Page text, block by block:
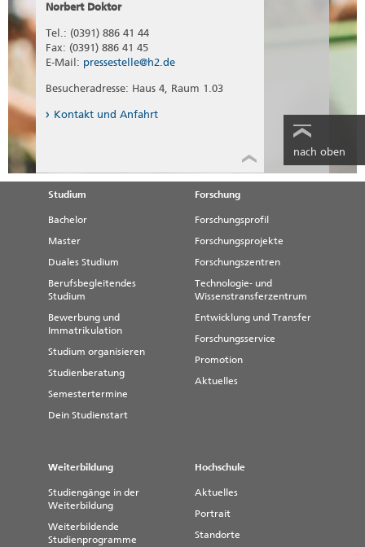
Norbert Doktor
Tel.: (0391) 886 41 44
Fax: (0391) 886 41 45
E-Mail: pressestelle@h2.de
Besucheradresse: Haus 4, Raum 1.03
Kontakt und Anfahrt
nach oben
Studium
Bachelor
Master
Duales Studium
Berufsbegleitendes
Studium
Bewerbung und
Immatrikulation
Studium organisieren
Studienberatung
Semestertermine
Dein Studienstart
Forschung
Forschungsprofil
Forschungsprojekte
Forschungszentren
Technologie- und
Wissenstransferzentrum
Entwicklung und Transfer
Forschungsservice
Promotion
Aktuelles
Weiterbildung
Studiengänge in der
Weiterbildung
Weiterbildende
Studienprogramme
Hochschule
Aktuelles
Portrait
Standorte